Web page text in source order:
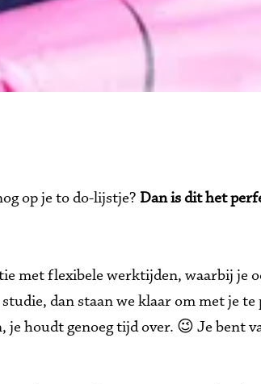
op je to do-lijstje? Dan is dit het
met flexibele werktijden, waarbij je
dan staan we klaar om met je te
je houdt genoeg tijd over. 😉 Je bent